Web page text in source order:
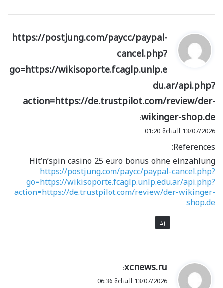
ي
ق
و
ل
https://postjung.com/paycc/paypal-
cancel.php?
go=https://wikisoporte.fcaglp.unlp.e
du.ar/api.php?
action=https://de.trustpilot.com/review/der-
wikinger-shop.de
:
13/07/2026 الساعة 01:20
References:
Hit’n’spin casino 25 euro bonus ohne einzahlung
https://postjung.com/paycc/paypal-cancel.php?
go=https://wikisoporte.fcaglp.unlp.edu.ar/api.php?
action=https://de.trustpilot.com/review/der-wikinger-
shop.de
رد
ي
ق
xcnews.ru
:
13/07/2026 الساعة 06:36